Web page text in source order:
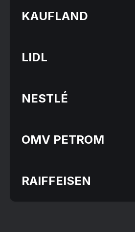
KAUFLAND
LIDL
NESTLÉ
OMV PETROM
RAIFFEISEN